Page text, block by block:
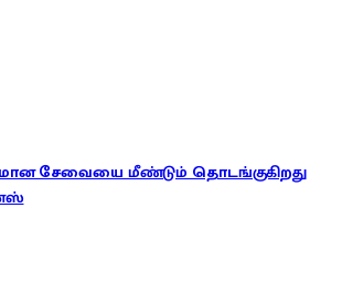
சேவையை மீண்டும் தொடங்குகிறது